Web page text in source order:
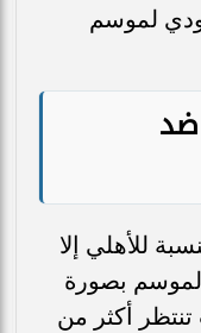
لموسم
ضد
للأهلي إلا
بصورة
أكثر من